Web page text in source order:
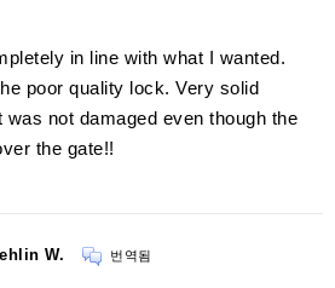
in line with what I wanted.
poor quality lock. Very solid
not damaged even though the
the gate!!
W. 번역됨